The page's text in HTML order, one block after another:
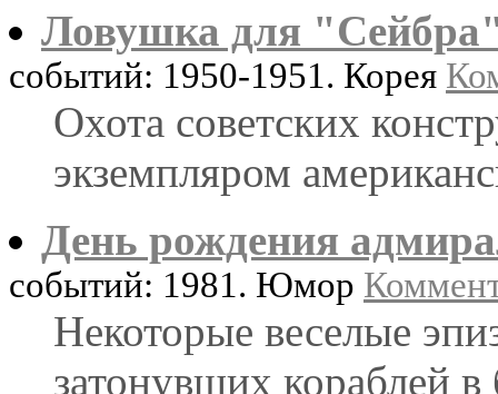
Ловушка для
событий: 1950-1951. Корея
Охота советских
экземпляром
День рождения
событий: 1981. Юмор
Некоторые веселые
затонувших кораблей